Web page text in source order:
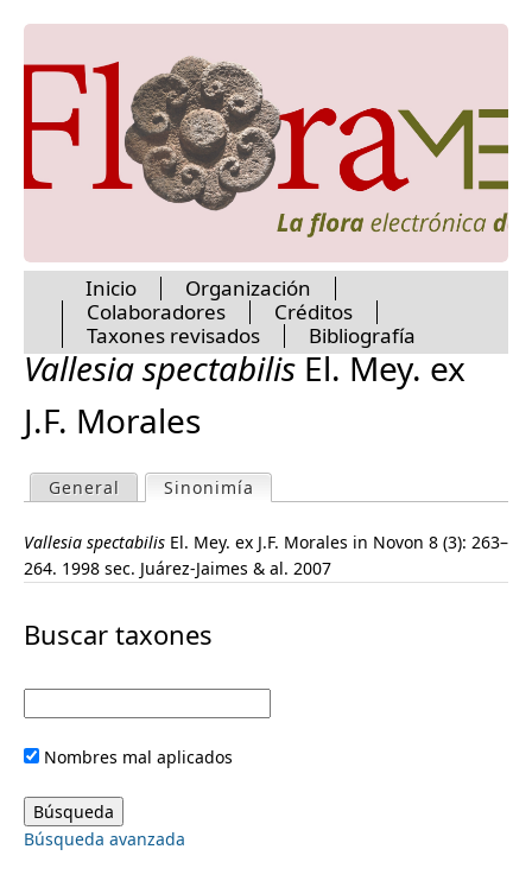
Vallesia spectabilisEl. Mey. ex
J.F. Morales
P
r
m
a
r
y
General Sinonimía
Vallesia spectabilis El. Mey. ex J.F. Morales in Novon 8 (3): 263–
264. 1998 sec. Juárez-Jaimes & al. 2007
M
a
i
n
m
e
n
Inicio
Organización
Colaboradores
Créditos
Taxones revisados
Bibliografía
Buscar taxones
Nombres mal aplicados
Búsqueda avanzada
Philibertia
Pinochia
Plumeria
Polystemma
Prestonia
Prosthecidiscus
Pseudomarsdenia
Rhabdadenia
Rotundanthus
Ruehssia
Rytidoloma
Sarcostemma
Seutera
Stemmadenia
Suberogerens
Tassadia
Telosiphonia
Thevetia
Tintinnabularia
Trichosacme
Vallesia
V. antillana